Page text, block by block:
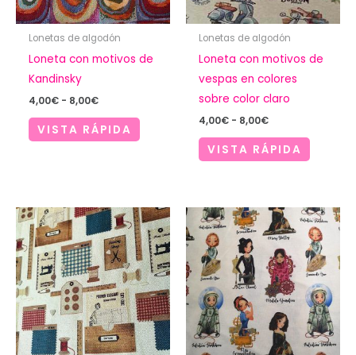
Lonetas de algodón
Loneta con motivos de
Kandinsky
4,00€ - 8,00€Rango
precios:
desde
VISTA RÁPIDA
Lonetas de algodón
Loneta con motivos de
vespas en colores
sobre color claro
4,00€ - 8,00€Rango
precios:
desde
VISTA RÁPIDA